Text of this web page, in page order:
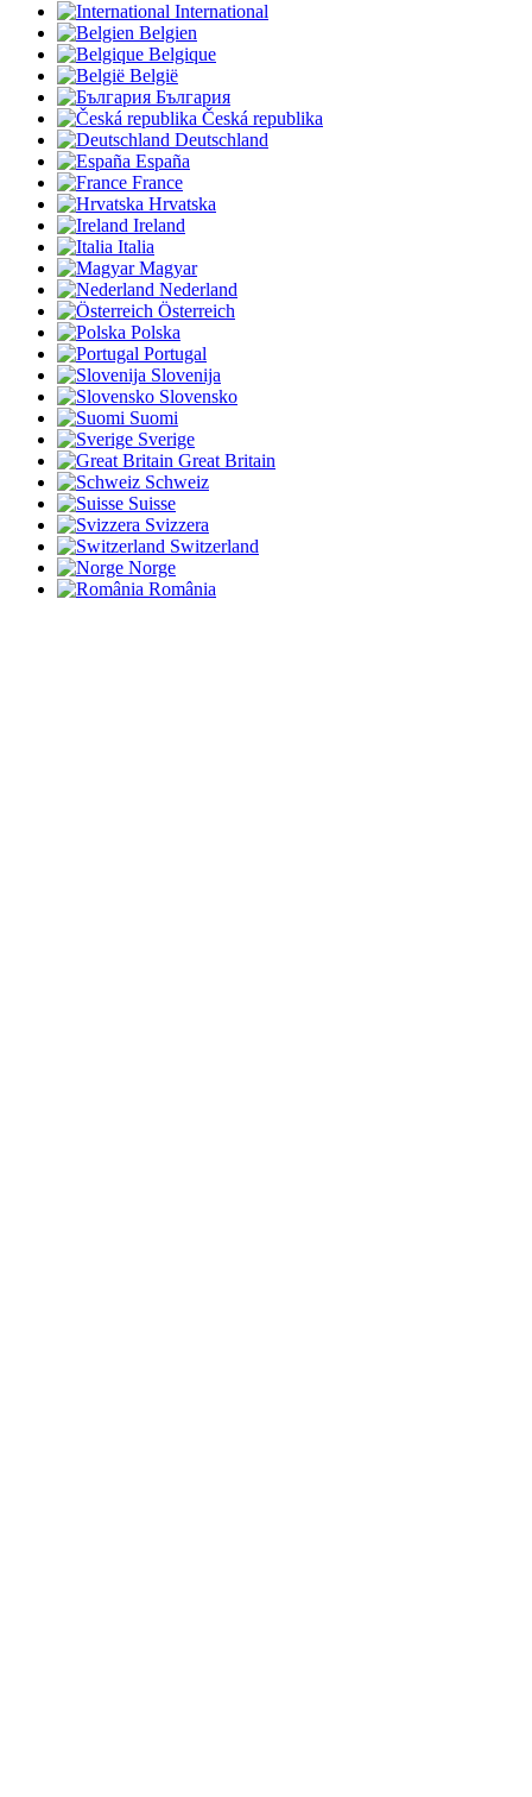
International
Belgien
Belgique
België
България
Česká republika
Deutschland
España
France
Hrvatska
Ireland
Italia
Magyar
Nederland
Österreich
Polska
Portugal
Slovenija
Slovensko
Suomi
Sverige
Great Britain
Schweiz
Suisse
Svizzera
Switzerland
Norge
România